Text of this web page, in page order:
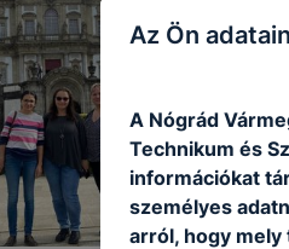
Az Ön
A Nógrád
Technikum és
információkat
személyes
arról, hogy mely